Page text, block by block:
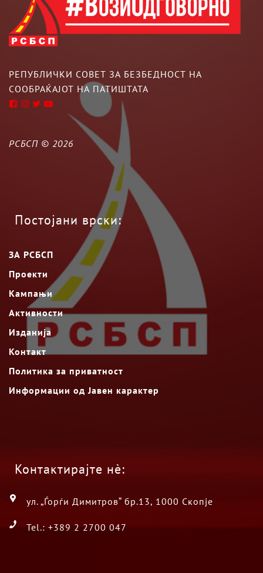
РЕПУБЛИЧКИ СОВЕТ ЗА БЕЗБЕДНОСТ НА
СООБРАЌАЈОТ НА ПАТИШТАТА
РСБСП © 2026
Постојани врски:
ЗА РСБСП
Проекти
Кампањи
Активности
Изданија
Контакт
Политика за приватност
Информации од Јавен карактер
Контактирајте нè:
ул. „Ѓорѓи Димитров“ бр.13, 1000 Скопје
Tel.: +389 2 2700 047